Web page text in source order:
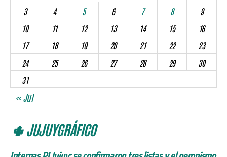
3
4 5 6 7 8
9
10
11 12 13 14 15
16
17
18 19 20 21 22
23
24
25 26 27 28 29
30
31
« Jul
🌵 JUJUYGRÁFICO